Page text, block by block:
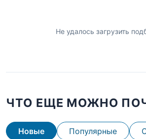
Не удалось загрузить
ЧТО ЕЩЕ МОЖНО
Новые Популярные